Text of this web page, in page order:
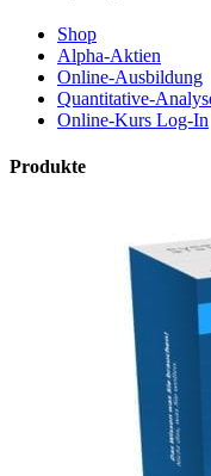
Shop
Alpha-Aktien
Online-Ausbildung
Quantitative-
Online-Kurs Log-In
Produkte